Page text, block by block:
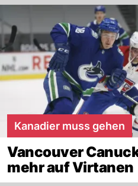
Kanadier muss gehen
Vancouver
mehr auf Virtanen